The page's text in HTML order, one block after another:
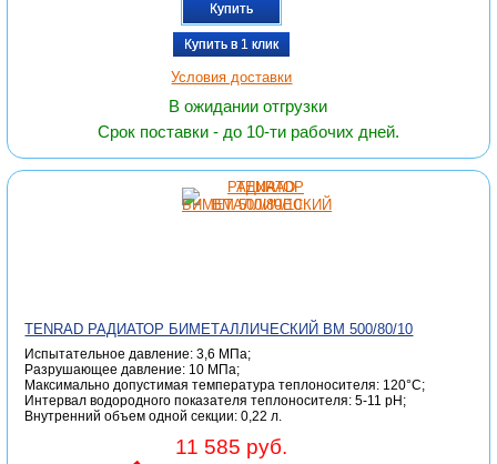
Купить
Купить в 1 клик
Условия доставки
В ожидании отгрузки
Срок поставки - до 10-ти рабочих дней.
TENRAD РАДИАТОР БИМЕТАЛЛИЧЕСКИЙ ВМ 500/80/10
Испытательное давление: 3,6 МПа;
Разрушающее давление: 10 МПа;
Максимально допустимая температура теплоносителя: 120°С;
Интервал водородного показателя теплоносителя: 5-11 pH;
Внутренний объем одной секции: 0,22 л.
11 585 руб.